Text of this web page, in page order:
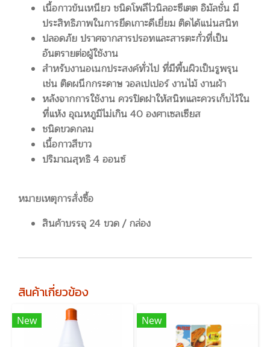
เนื้อกาวข้นเหนียว ชนิดโพลีไวนิลอะซีเตต อิมัลชั่น มี
ประสิทธิภาพในการยึดเกาะดีเยี่ยม ติดได้แน่นสนิท
ปลอดภัย ปราศจากสารปรอทและสารตะกั่วที่เป็น
อันตรายต่อผู้ใช้งาน
สำหรับงานอเนกประสงค์ทั่วไป ที่มีพื้นผิวเป็นรูพรุน
เช่น ติดผนึกกระดาษ วอลเปเปอร์ งานไม้ งานผ้า
หลังจากการใช้งาน ควรปิดฝาให้สนิทและควรเก็บไว้ใน
ที่แห้ง อุณหภูมิไม่เกิน 40 องศาเซลเซียส
ชนิดขวดกลม
เนื้อกาวสีขาว
ปริมาณสุทธิ 4 ออนซ์
หมายเหตุการสั่งซื้อ
สินค้าบรรจุ 24 ขวด / กล่อง
สินค้าเกี่ยวข้อง
New New